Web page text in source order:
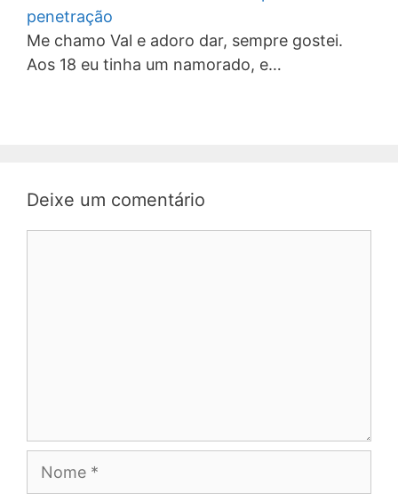
penetração
Me chamo Val e adoro dar, sempre gostei.
Aos 18 eu tinha um namorado, e…
Deixe um comentário